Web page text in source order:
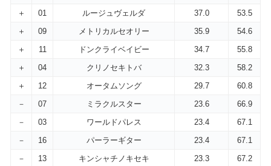
＋
01 ルージュヴェルダ 37.0
53.5
＋
09 メトリカルセオリー 35.9
54.6
＋
11 ドンクライベイビー 34.7
55.8
＋
04 クリノセキトバ 32.3
58.2
＋
12 オータムソング 29.7
60.8
－
07 ミラクルスター 23.6
66.9
－
03 ワールドパレス 23.4
67.1
－
16 パーラーギター 23.4
67.1
－
13 キンシャチノキセキ 23.3
67.2